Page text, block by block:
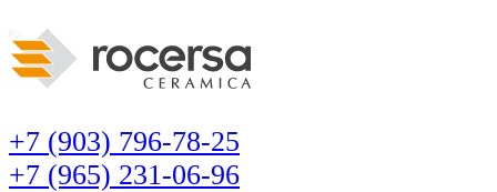
+7 (903) 796-78-25
+7 (965) 231-06-96